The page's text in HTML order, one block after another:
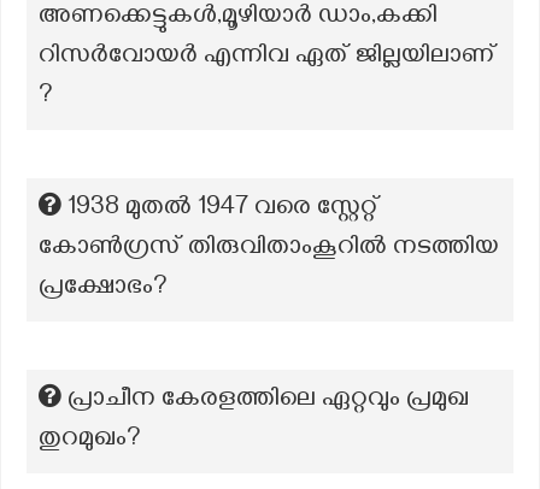
അണക്കെട്ടുകൾ,മൂഴിയാർ ഡാം,കക്കി
റിസർവോയർ എന്നിവ ഏത് ജില്ലയിലാണ്
?
1938 മുതൽ 1947 വരെ സ്റ്റേറ്റ്
കോൺഗ്രസ് തിരുവിതാംകൂറിൽ നടത്തിയ
പ്രക്ഷോഭം?
പ്രാചീന കേരളത്തിലെ ഏറ്റവും പ്രമുഖ
തുറമുഖം?